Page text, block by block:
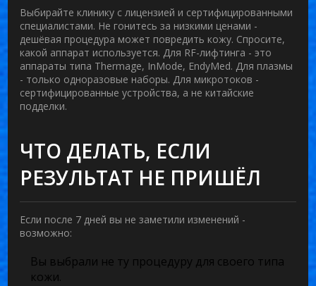
Выбирайте клинику с лицензией и сертифицированными
специалистами. Не гонитесь за низкими ценами -
дешёвая процедура может повредить кожу. Спросите,
какой аппарат используется. Для RF-лифтинга - это
аппараты типа Thermage, InMode, EndyMed. Для плазмы
- только одноразовые наборы. Для микротоков -
сертифицированные устройства, а не китайские
подделки.
ЧТО ДЕЛАТЬ, ЕСЛИ
РЕЗУЛЬТАТ НЕ ПРИШЁЛ
Если после 7 дней вы не заметили изменений -
возможно:
Вы выбрали не ту процедуру для своего типа
кожи.